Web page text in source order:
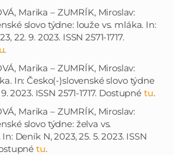
Marika – ZUMRÍK, Miroslav:
slovo týdne: louže vs. mláka. In:
22. 9. 2023. ISSN 2571-1717.
.
Marika – ZUMRÍK, Miroslav:
In: Česko(-)slovenské slovo týdne
2023. ISSN 2571-1717. Dostupné tu.
Marika – ZUMRÍK, Miroslav:
slovo týdne: želva vs.
Deník N, 2023, 25. 5. 2023. ISSN
tu.